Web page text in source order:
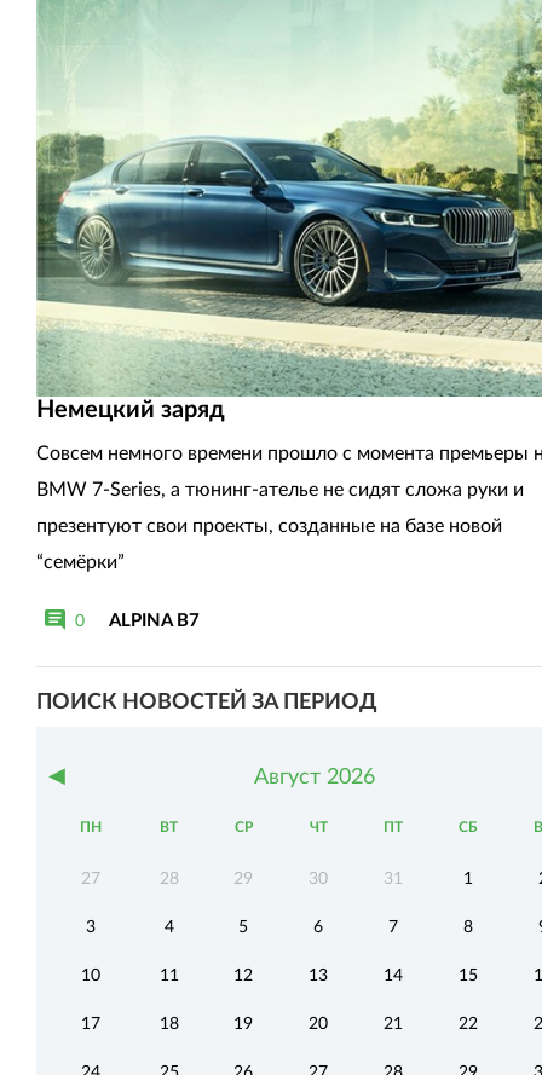
Немецкий заряд
Совсем немного времени прошло с момента премьеры
BMW 7-Series, а тюнинг-ателье не сидят сложа руки и
презентуют свои проекты, созданные на базе новой
“семёрки”
ALPINA B7
0
ПОИСК НОВОСТЕЙ ЗА ПЕРИОД
◀ Август 2026
ПН ВТ СР ЧТ ПТ СБ
27 28 29 30 31 1
3 4 5 6 7 8
10 11 12 13 14 15
17 18 19 20 21 22